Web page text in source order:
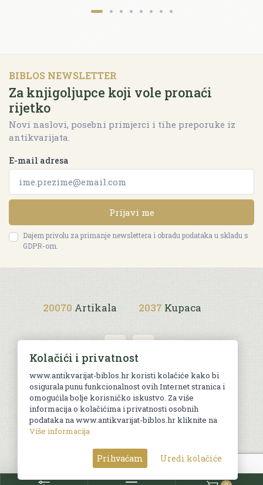
BIBLOS NEWSLETTER
Za knjigoljupce koji vole pronaći
rijetko
Novi naslovi, posebni primjerci i tihe preporuke iz
antikvarijata.
E-mail adresa
Prijavi me
Dajem privolu za primanje newslettera i obradu podataka u skladu s
GDPR-om.
20070 Artikala 2037 Kupaca
Uvjeti kupnje
© Sva prava pridržana. Web by
Kolačići i privatnost
www.antikvarijat-biblos.hr koristi kolačiće kako bi
osigurala punu funkcionalnost ovih Internet stranica i
omogućila bolje korisničko iskustvo. Za više
informacija o kolačićima i privatnosti osobnih
podataka na www.antikvarijat-biblos.hr kliknite na
Više informacija
Prihvaćam Uredi kolačiće